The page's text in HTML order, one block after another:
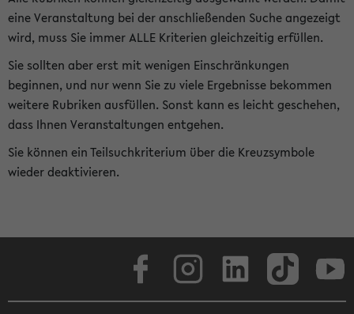
eine Veranstaltung bei der anschließenden Suche angezeigt
wird, muss Sie immer ALLE Kriterien gleichzeitig erfüllen.
Sie sollten aber erst mit wenigen Einschränkungen
beginnen, und nur wenn Sie zu viele Ergebnisse bekommen
weitere Rubriken ausfüllen. Sonst kann es leicht geschehen,
dass Ihnen Veranstaltungen entgehen.
Sie können ein Teilsuchkriterium über die Kreuzsymbole
wieder deaktivieren.